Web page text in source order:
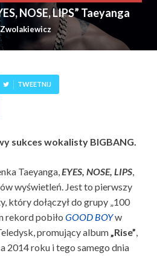
NOSE, LIPS” Taeyanga
TWEETNIJ
sukces wokalisty BIGBANG.
Taeyanga,EYES, NOSE, LIPS,
wyświetleń. Jest to pierwszy
który dołączył do grupy „100
rekord pobiło GOOD BOYw
promujący album„Rise”,
2014 roku i tego samego dnia